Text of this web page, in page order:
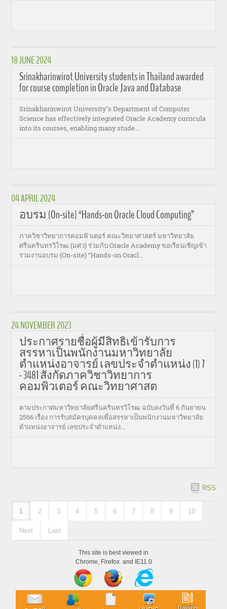
18 JUNE 2024
Srinakharinwirot University students in Thailand awarded
for course completion in Oracle Java and Database
Srinakharinwirot University''s Department of Computer
Science has effectively integrated Oracle Academy curricula
into its courses, enabling many stude...
04 APRIL 2024
อบรม (On-site) “Hands-on Oracle Cloud Computing”
ภาควิชาวิทยาการคอมพิวเตอร์ คณะวิทยาศาสตร์ มหาวิทยาลัย
ศรีนครินทรวิโรฒ (มศว) ร่วมกับ Oracle Academy ขอเรียนเชิญเข้า
ร่วมงานอบรม (On-site) “Hands-on Oracl...
24 NOVEMBER 2023
ประกาศรายชื่อผู้มีสิทธิเข้ารับการ
สรรหาเป็นพนักงานมหาวิทยาลัย
ตำแหน่งอาจารย์ เลขประจำตำแหน่ง (1) 7
- 3481 สังกัดภาควิชาวิทยาการ
คอมพิวเตอร์ คณะวิทยาศาสต
ตามประกาศมหาวิทยาลัยศรีนครินทรวิโรฒ ฉบับลงวันที่ 6 กันยายน
2566 เรื่อง การรับสมัครบุคคลเพื่อสรรหาเป็นพนักงานมหาวิทยาลัย
ตำแหน่งอาจารย์ เลขประจำตำแหน่ง...
RSS
1 2 3 4 5 6 7 8 9 10
Next Last
This site is best viewed in
Chrome, Firefox and IE11.0